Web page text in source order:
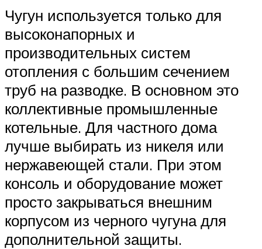
Чугун используется только для
высоконапорных и
производительных систем
отопления с большим сечением
труб на разводке. В основном это
коллективные промышленные
котельные. Для частного дома
лучше выбирать из никеля или
нержавеющей стали. При этом
консоль и оборудование может
просто закрываться внешним
корпусом из черного чугуна для
дополнительной защиты.